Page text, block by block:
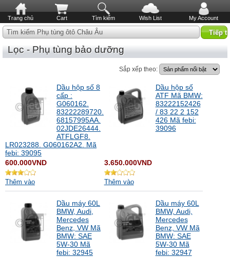
Trang chủ Cart Tìm kiếm Wish List My Account
Tìm kiếm Phụ tùng ôtô Châu Âu
Lọc - Phụ tùng bảo dưỡng
Sắp xếp theo:
Dầu hộp số 8
cấp :
G060162.
83222289720.
68157995AA.
02JDE26444.
ATFLGF8.
LR023288. G060162A2. Mã
febi: 39095
600.000VND
Thêm vào
Dầu hộp số
ATF Mã BMW:
83222152426
/ 83 22 2 152
426 Mã febi:
39096
3.650.000VND
Thêm vào
Dầu máy 60L
BMW, Audi,
Mercedes
Benz, VW Mã
BMW: SAE
5W-30 Mã
febi: 32945
Dầu máy 60L
BMW, Audi,
Mercedes
Benz, VW Mã
BMW: SAE
5W-30 Mã
febi: 32947